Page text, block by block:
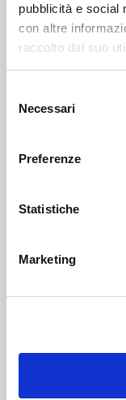
pubblicità e social
con altre
raccolto dal suo
delNecessari
Preferenze
Statistiche
Marketing
Grazie per
CERSAIE
12 Ottobre 2024
partecipazione
LEGGI TUTTO
TRANING